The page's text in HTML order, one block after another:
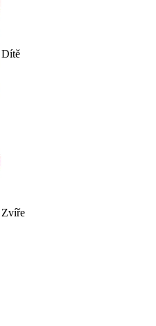
Dítě
Zvíře